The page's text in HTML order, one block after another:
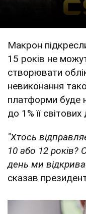
Макрон
15 років не
створювати
невиконання
платформи буде
до 1% її
"Хтось
10 або 12 років?
день ми
сказав